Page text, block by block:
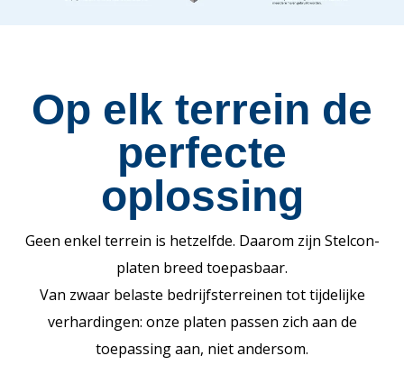
Op elk terrein de
perfecte
oplossing
Geen enkel terrein is hetzelfde. Daarom zijn Stelcon-
platen breed toepasbaar.
Van zwaar belaste bedrijfsterreinen tot tijdelijke
verhardingen: onze platen passen zich aan de
toepassing aan, niet andersom.